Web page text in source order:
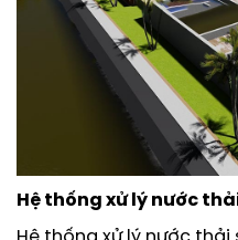
Hệ thống xử lý nước